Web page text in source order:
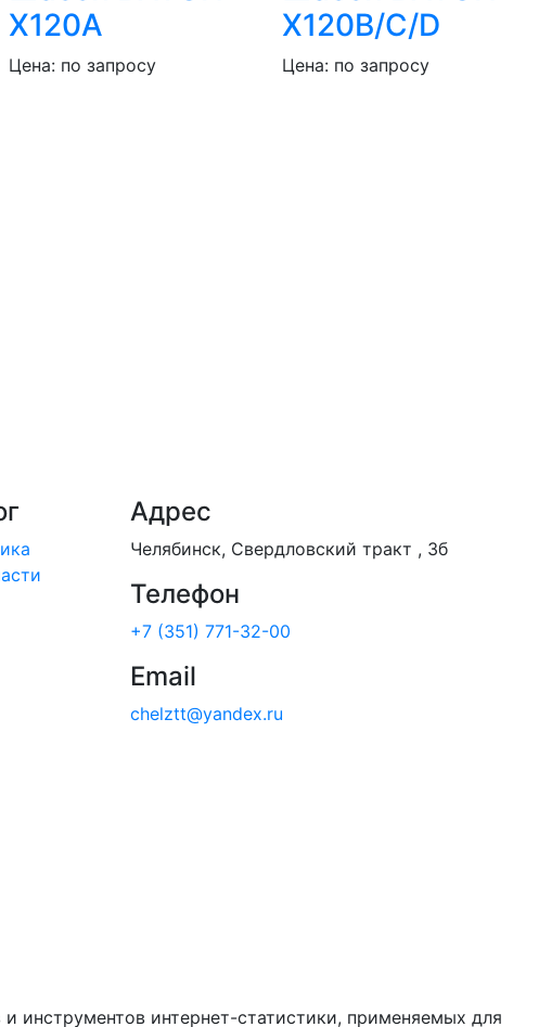
X120A
Цена: по запросу
X120B/C/D
Цена: по запросу
Адрес
Челябинск, Свердловский тракт , 3б
Телефон
+7 (351) 771-32-00
Email
chelztt@yandex.ru
инструментов интернет-статистики, применяемых для